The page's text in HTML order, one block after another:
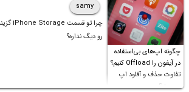
چگونه اپ‌های بی‌استفاده
در آیفون را Offload کنیم؟
تفاوت حذف و آفلود اپ
چیست؟
samy
رو دیگ نداره؟